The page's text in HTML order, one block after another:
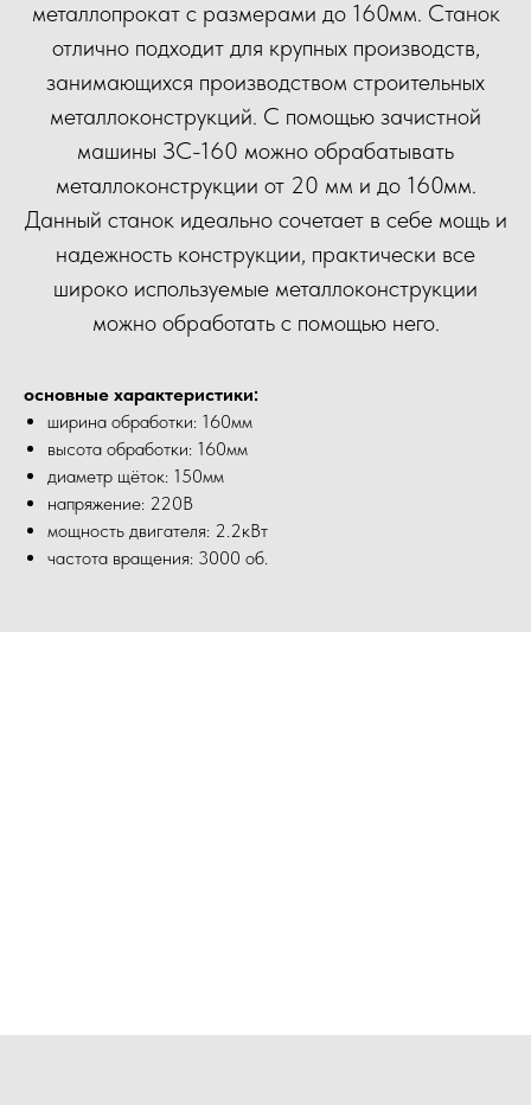
металлопрокат с размерами до 160мм. Станок
отлично подходит для крупных производств,
занимающихся производством строительных
металлоконструкций. С помощью зачистной
машины ЗС-160 можно обрабатывать
металлоконструкции от 20 мм и до 160мм.
Данный станок идеально сочетает в себе мощь и
надежность конструкции, практически все
широко используемые металлоконструкции
можно обработать с помощью него.
основные характеристики:
ширина обработки: 160мм
высота обработки: 160мм
диаметр щёток: 150мм
напряжение: 220В
мощность двигателя: 2.2кВт
частота вращения: 3000 об.